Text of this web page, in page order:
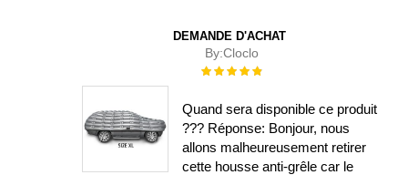
DEMANDE D'ACHAT
By:Cloclo
Évaluation :
Quand sera disponible ce produit
??? Réponse: Bonjour, nous
allons malheureusement retirer
cette housse anti-grêle car le